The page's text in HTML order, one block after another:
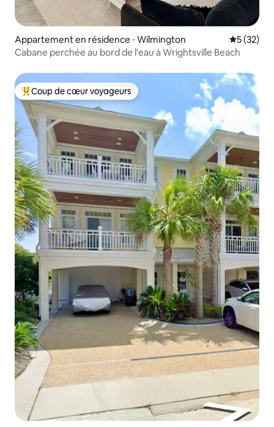
Appartement en résidence ⋅ Wilmington
5 (32)
Cabane perchée au bord de l'eau à Wrightsville Beach
Coups de cœur voyageurs les plus appréciés
Coup de cœur voyageurs